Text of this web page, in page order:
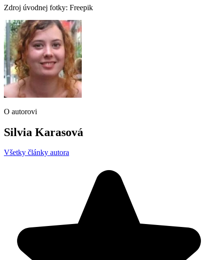
Zdroj úvodnej fotky: Freepik
O autorovi
Silvia Karasová
Všetky články autora